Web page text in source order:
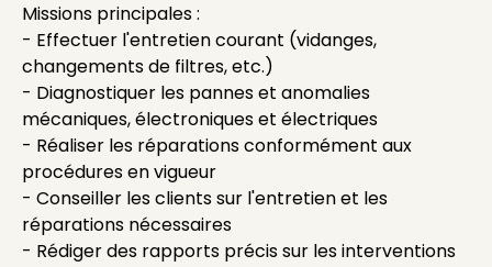
Missions principales :
- Effectuer l'entretien courant (vidanges,
changements de filtres, etc.)
- Diagnostiquer les pannes et anomalies
mécaniques, électroniques et électriques
- Réaliser les réparations conformément aux
procédures en vigueur
- Conseiller les clients sur l'entretien et les
réparations nécessaires
- Rédiger des rapports précis sur les interventions